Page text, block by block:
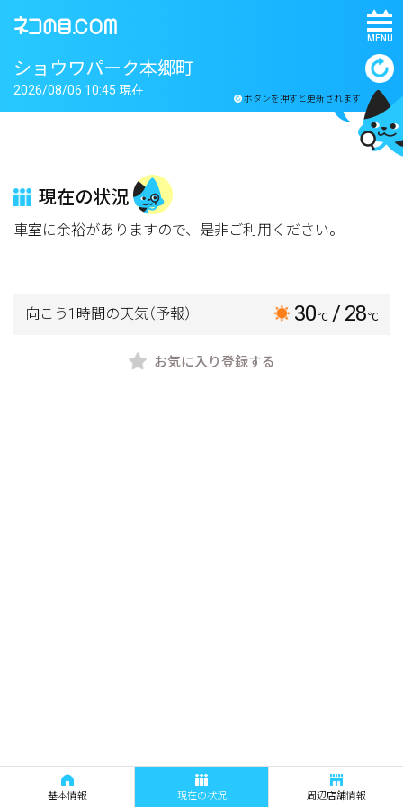
MENU
ショウワパーク本郷町
ボタンを押すと更新されます
2026/08/06 10:45 現在
現在の状況
車室に余裕がありますので、是非ご利用ください。
向こう1時間の天気（予報） 30℃ / 28℃
お気に入り登録する
基本情報 現在の状況 周辺店舗情報